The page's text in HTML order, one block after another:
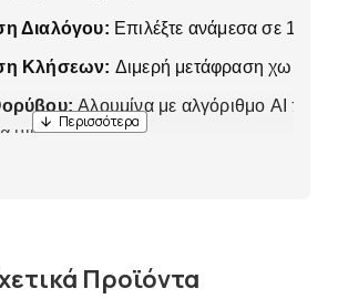
Διαλόγου: Επιλέξτε ανάμεσα σε 163
Κλήσεων: Διμερή μετάφραση χωρίς
Αλουμίνα με αλγόριθμο AI που
μικρόφωνα.
Φόρτιση μέσω USB-C με
Προϊόντα